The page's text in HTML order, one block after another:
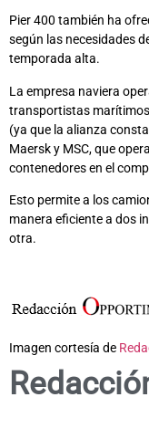
Pier 400 también ha
según las necesidades
temporada alta.
La empresa naviera
transportistas
(ya que la alianza
Maersk y MSC, que
contenedores en el
Esto permite a los
manera eficiente a dos
otra.
Imagen cortesía de